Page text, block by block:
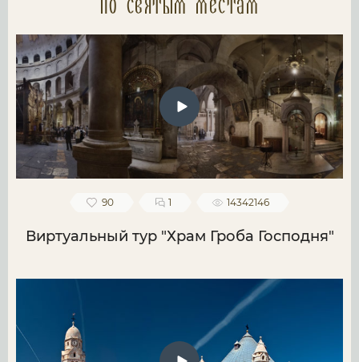
по святым местам
90 1 14342146
Виртуальный тур "Храм Гроба Господня"